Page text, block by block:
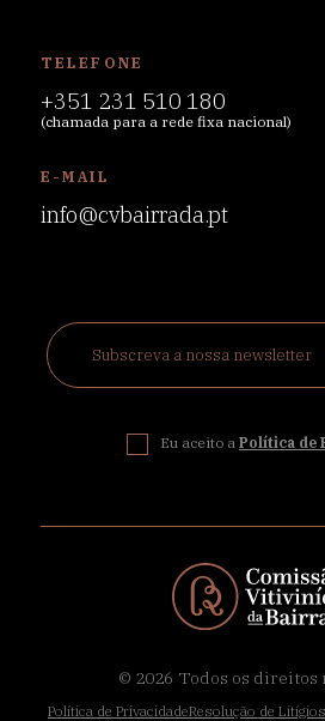
TELEFONE
+351 231 510 180
(chamada para a rede fixa nacional)
E-MAIL
info@cvbairrada.pt
Eu aceito a Política de
© 2026 Todos os direitos
Política de PrivacidadeResolução de Litígios